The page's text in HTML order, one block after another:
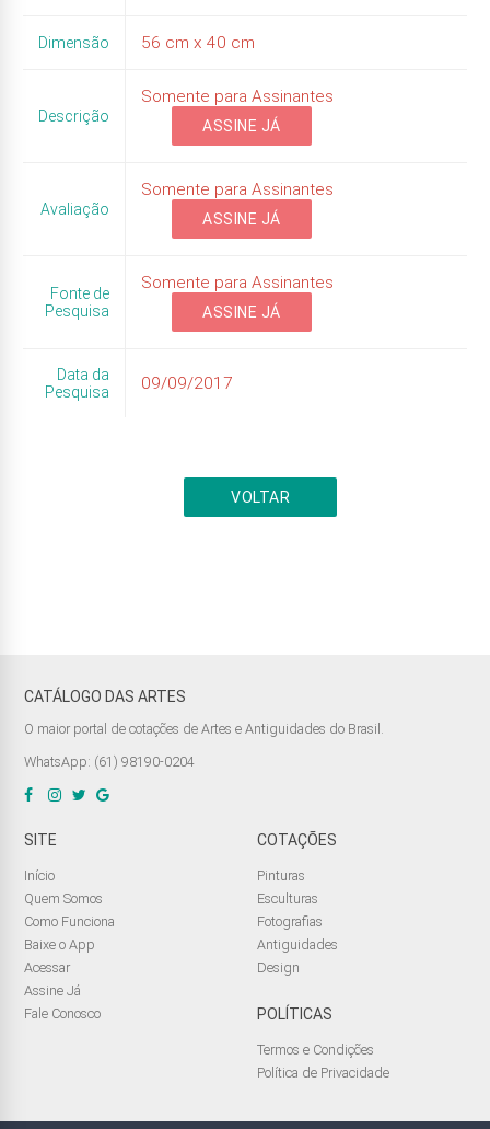
Dimensão 56 cm x 40 cm
Descrição
Somente para Assinantes
ASSINE JÁ
Avaliação
Somente para Assinantes
ASSINE JÁ
Fonte de
Pesquisa
Somente para Assinantes
ASSINE JÁ
Data da
Pesquisa
09/09/2017
VOLTAR
CATÁLOGO DAS ARTES
O maior portal de cotações de Artes e Antiguidades do Brasil.
WhatsApp: (61) 98190-0204
SITE
Início
Quem Somos
Como Funciona
Baixe o App
Acessar
Assine Já
Fale Conosco
COTAÇÕES
Pinturas
Esculturas
Fotografias
Antiguidades
Design
POLÍTICAS
Termos e Condições
Política de Privacidade